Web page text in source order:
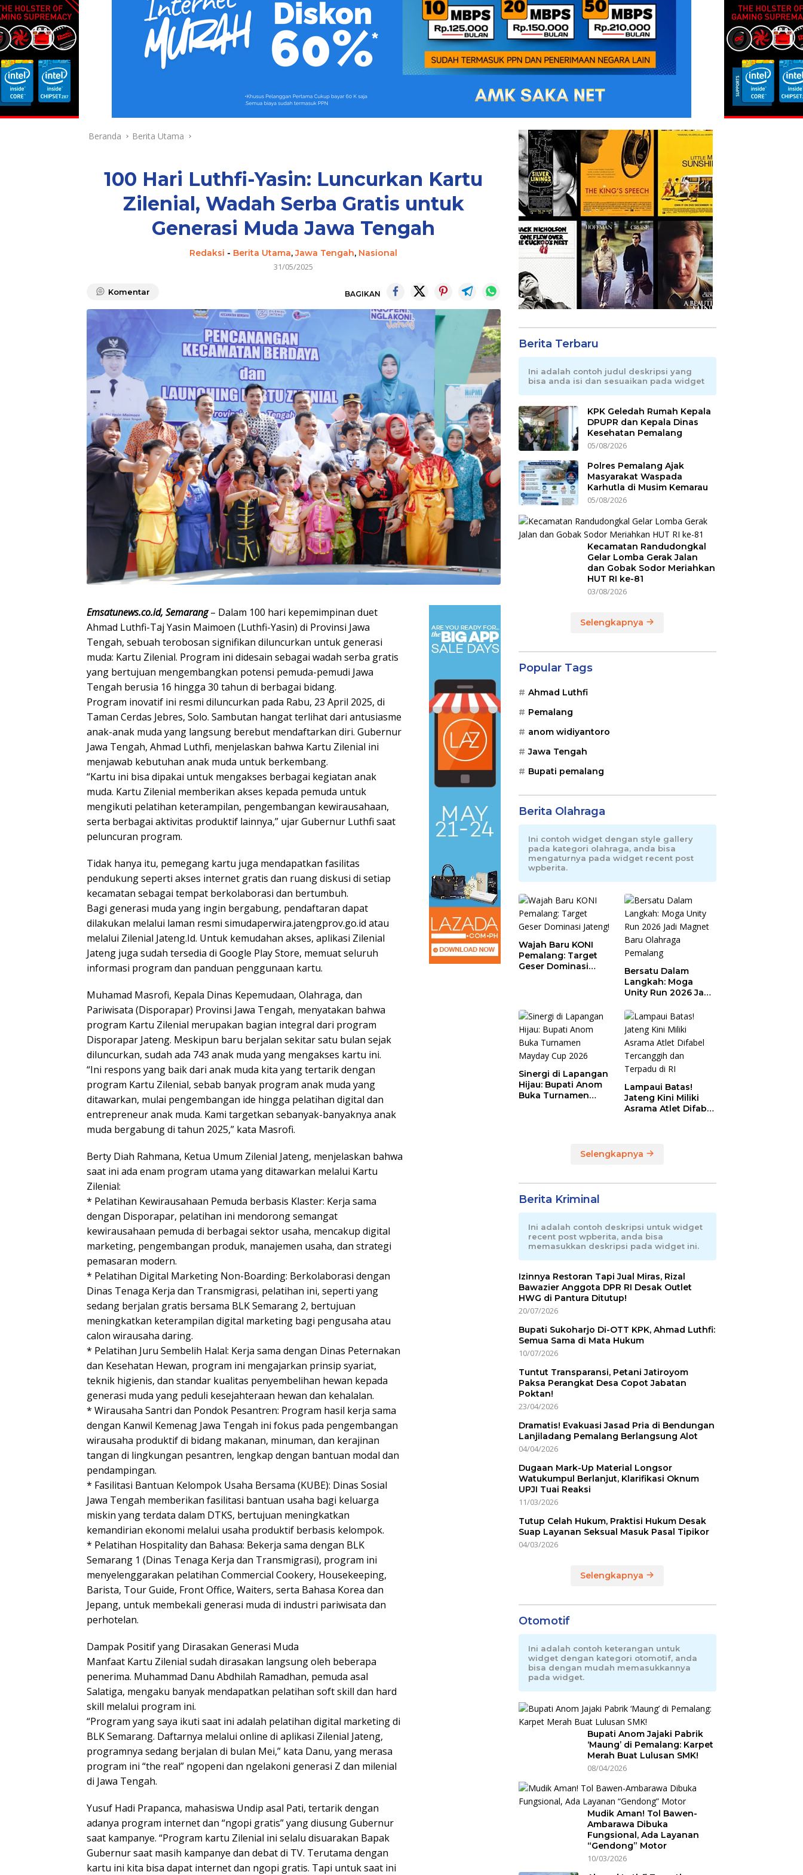
Beranda Berita Utama
100 Hari Luthfi-Yasin: Luncurkan Kartu
Zilenial, Wadah Serba Gratis untuk
Generasi Muda Jawa Tengah
Redaksi - Berita Utama,Jawa Tengah, Nasional
31/05/2025
Komentar BAGIKAN
Emsatunews.co.id, Semarang– Dalam 100 hari kepemimpinan duet
Ahmad Luthfi-Taj Yasin Maimoen (Luthfi-Yasin) di Provinsi Jawa
Tengah, sebuah terobosan signifikan diluncurkan untuk generasi
muda: Kartu Zilenial. Program ini didesain sebagai wadah serba gratis
yang bertujuan mengembangkan potensi pemuda-pemudi Jawa
Tengah berusia 16 hingga 30 tahun di berbagai bidang.
Program inovatif ini resmi diluncurkan pada Rabu, 23 April 2025, di
Taman Cerdas Jebres, Solo. Sambutan hangat terlihat dari antusiasme
anak-anak muda yang langsung berebut mendaftarkan diri. Gubernur
Jawa Tengah, Ahmad Luthfi, menjelaskan bahwa Kartu Zilenial ini
menjawab kebutuhan anak muda untuk berkembang.
“Kartu ini bisa dipakai untuk mengakses berbagai kegiatan anak
muda. Kartu Zilenial memberikan akses kepada pemuda untuk
mengikuti pelatihan keterampilan, pengembangan kewirausahaan,
serta berbagai aktivitas produktif lainnya,” ujar Gubernur Luthfi saat
peluncuran program.
Tidak hanya itu, pemegang kartu juga mendapatkan fasilitas
pendukung seperti akses internet gratis dan ruang diskusi di setiap
kecamatan sebagai tempat berkolaborasi dan bertumbuh.
Bagi generasi muda yang ingin bergabung, pendaftaran dapat
dilakukan melalui laman resmi simudaperwira.jatengprov.go.id atau
melalui Zilenial Jateng.Id. Untuk kemudahan akses, aplikasi Zilenial
Jateng juga sudah tersedia di Google Play Store, memuat seluruh
informasi program dan panduan penggunaan kartu.
Muhamad Masrofi, Kepala Dinas Kepemudaan, Olahraga, dan
Pariwisata (Disporapar) Provinsi Jawa Tengah, menyatakan bahwa
program Kartu Zilenial merupakan bagian integral dari program
Disporapar Jateng. Meskipun baru berjalan sekitar satu bulan sejak
diluncurkan, sudah ada 743 anak muda yang mengakses kartu ini.
“Ini respons yang baik dari anak muda kita yang tertarik dengan
program Kartu Zilenial, sebab banyak program anak muda yang
ditawarkan, mulai pengembangan ide hingga pelatihan digital dan
entrepreneur anak muda. Kami targetkan sebanyak-banyaknya anak
muda bergabung di tahun 2025,” kata Masrofi.
Berty Diah Rahmana, Ketua Umum Zilenial Jateng, menjelaskan bahwa
saat ini ada enam program utama yang ditawarkan melalui Kartu
Zilenial:
* Pelatihan Kewirausahaan Pemuda berbasis Klaster: Kerja sama
dengan Disporapar, pelatihan ini mendorong semangat
kewirausahaan pemuda di berbagai sektor usaha, mencakup digital
marketing, pengembangan produk, manajemen usaha, dan strategi
pemasaran modern.
* Pelatihan Digital Marketing Non-Boarding: Berkolaborasi dengan
Dinas Tenaga Kerja dan Transmigrasi, pelatihan ini, seperti yang
sedang berjalan gratis bersama BLK Semarang 2, bertujuan
meningkatkan keterampilan digital marketing bagi pengusaha atau
calon wirausaha daring.
* Pelatihan Juru Sembelih Halal: Kerja sama dengan Dinas Peternakan
dan Kesehatan Hewan, program ini mengajarkan prinsip syariat,
teknik higienis, dan standar kualitas penyembelihan hewan kepada
generasi muda yang peduli kesejahteraan hewan dan kehalalan.
* Wirausaha Santri dan Pondok Pesantren: Program hasil kerja sama
dengan Kanwil Kemenag Jawa Tengah ini fokus pada pengembangan
wirausaha produktif di bidang makanan, minuman, dan kerajinan
tangan di lingkungan pesantren, lengkap dengan bantuan modal dan
pendampingan.
* Fasilitasi Bantuan Kelompok Usaha Bersama (KUBE): Dinas Sosial
Jawa Tengah memberikan fasilitasi bantuan usaha bagi keluarga
miskin yang terdata dalam DTKS, bertujuan meningkatkan
kemandirian ekonomi melalui usaha produktif berbasis kelompok.
* Pelatihan Hospitality dan Bahasa: Bekerja sama dengan BLK
Semarang 1 (Dinas Tenaga Kerja dan Transmigrasi), program ini
menyelenggarakan pelatihan Commercial Cookery, Housekeeping,
Barista, Tour Guide, Front Office, Waiters, serta Bahasa Korea dan
Jepang, untuk membekali generasi muda di industri pariwisata dan
perhotelan.
Dampak Positif yang Dirasakan Generasi Muda
Manfaat Kartu Zilenial sudah dirasakan langsung oleh beberapa
penerima. Muhammad Danu Abdhilah Ramadhan, pemuda asal
Salatiga, mengaku banyak mendapatkan pelatihan soft skill dan hard
skill melalui program ini.
“Program yang saya ikuti saat ini adalah pelatihan digital marketing di
BLK Semarang. Daftarnya melalui online di aplikasi Zilenial Jateng,
programnya sedang berjalan di bulan Mei,” kata Danu, yang merasa
program ini “the real” ngopeni dan ngelakoni generasi Z dan milenial
di Jawa Tengah.
Yusuf Hadi Prapanca, mahasiswa Undip asal Pati, tertarik dengan
adanya program internet dan “ngopi gratis” yang diusung Gubernur
saat kampanye. “Program kartu Zilenial ini selalu disuarakan Bapak
Gubernur saat masih kampanye dan debat di TV. Terutama dengan
kartu ini kita bisa dapat internet dan ngopi gratis. Tapi untuk saat ini
Berita Terbaru
Ini adalah contoh judul deskripsi yang
bisa anda isi dan sesuaikan pada widget
KPK Geledah Rumah Kepala
DPUPR dan Kepala Dinas
Kesehatan Pemalang
05/08/2026
Polres Pemalang Ajak
Masyarakat Waspada
Karhutla di Musim Kemarau
05/08/2026
Kecamatan Randudongkal
Gelar Lomba Gerak Jalan
dan Gobak Sodor Meriahkan
HUT RI ke-81
03/08/2026
Selengkapnya
Popular Tags
Ahmad Luthfi
Pemalang
anom widiyantoro
Jawa Tengah
Bupati pemalang
Berita Olahraga
Ini contoh widget dengan style gallery
pada kategori olahraga, anda bisa
mengaturnya pada widget recent post
wpberita.
Wajah Baru KONI
Pemalang: Target
Geser Dominasi
Bersatu Dalam
Langkah: Moga
Unity Run 2026 Jadi
Olahraga Pemalang
Sinergi di Lapangan
Hijau: Bupati Anom
Buka Turnamen
Lampaui Batas!
Jateng Kini Miliki
Asrama Atlet Difabel
Selengkapnya
Berita Kriminal
Ini adalah contoh deskripsi untuk widget
recent post wpberita, anda bisa
memasukkan deskripsi pada widget ini.
Izinnya Restoran Tapi Jual Miras, Rizal
Bawazier Anggota DPR RI Desak Outlet
HWG di Pantura Ditutup!
20/07/2026
Bupati Sukoharjo Di-OTT KPK, Ahmad Luthfi:
Semua Sama di Mata Hukum
10/07/2026
Tuntut Transparansi, Petani Jatiroyom
Paksa Perangkat Desa Copot Jabatan
Poktan!
23/04/2026
Dramatis! Evakuasi Jasad Pria di Bendungan
Lanjiladang Pemalang Berlangsung Alot
04/04/2026
Dugaan Mark-Up Material Longsor
Watukumpul Berlanjut, Klarifikasi Oknum
UPJI Tuai Reaksi
11/03/2026
Tutup Celah Hukum, Praktisi Hukum Desak
Suap Layanan Seksual Masuk Pasal Tipikor
04/03/2026
Selengkapnya
Otomotif
Ini adalah contoh keterangan untuk
widget dengan kategori otomotif, anda
bisa dengan mudah memasukkannya
pada widget.
Bupati Anom Jajaki Pabrik
‘Maung’ di Pemalang: Karpet
Merah Buat Lulusan SMK!
08/04/2026
Mudik Aman! Tol Bawen-
Ambarawa Dibuka
Fungsional, Ada Layanan
“Gendong” Motor
10/03/2026